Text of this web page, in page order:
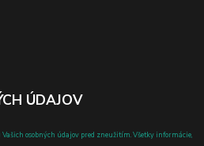
ÚDAJOV
osobných údajov pred zneužitím. Všetky informácie,